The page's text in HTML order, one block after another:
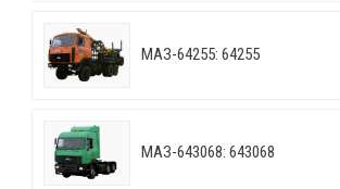
МАЗ-64255: 64255
МАЗ-643068: 643068